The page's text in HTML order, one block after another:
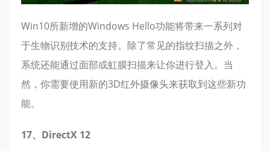
Win10所新增的Windows Hello功能将带来一系列对
于生物识别技术的支持。除了常见的指纹扫描之外，
系统还能通过面部或虹膜扫描来让你进行登入。当
然，你需要使用新的3D红外摄像头来获取到这些新功
能。
17、DirectX 12